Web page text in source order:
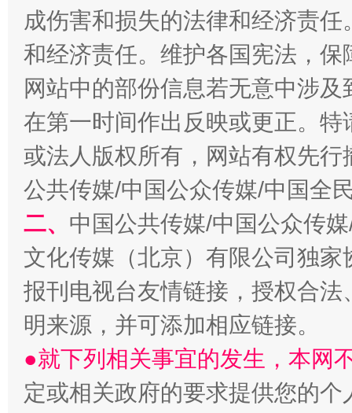
成伤害和损失的法律和经济责
和经济责任。维护各国宪法，
网站中的部份信息若无意中涉
在第一时间作出反映或更正。
或法人版权所有，网站有权先
公共传媒/中国公众传媒/中国全
二、 中国公共传媒/中国公众传
文化传媒（北京）有限公司独
报刊电视台友情链接，授权合
明来源，并可添加相应链接。
●就下列相关事宜的发生，本网
定或相关政府的要求提供您的个